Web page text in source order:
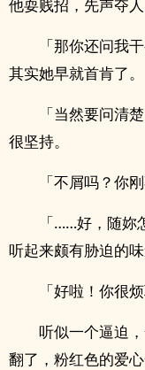
他耍贱招，先声夺人
「那你还问我
其实她早就首肯了。
「当然要问清
很坚持。
「不屑吗？你
「……好，随妳
听起来颇有胁迫的味
「好啦！你很烦
听似一个逼迫
翻了，粉红色的爱